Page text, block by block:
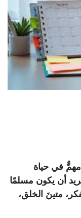
في حياة
أن يكون مسلمًا
متينَ الخلق،